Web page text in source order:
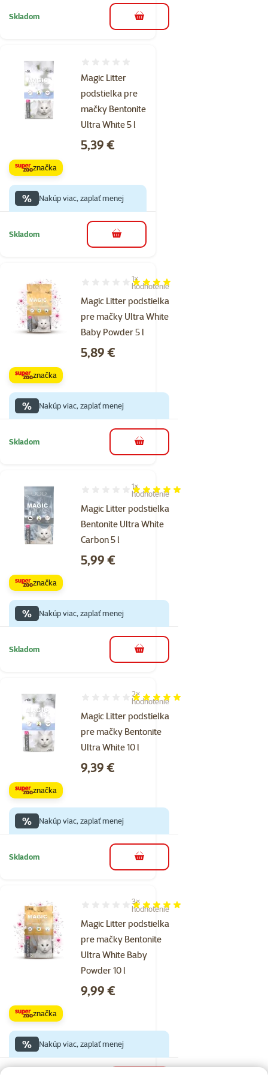
Skladom do košíka
Magic Litter
podstielka pre
mačky Bentonite
Ultra White 5 l
Cena
5,39 €
značka
% Nakúp viac, zaplať menej
Skladom do košíka
Magic Litter podstielka
pre mačky Ultra White
Baby Powder 5 l
Hodnotenie 80%, počet hodnotení: 1
1×
hodnotenie
Cena
5,89 €
značka
% Nakúp viac, zaplať menej
Skladom do košíka
Magic Litter podstielka
Bentonite Ultra White
Carbon 5 l
Hodnotenie 100%, počet hodnotení: 1
1×
hodnotenie
Cena
5,99 €
značka
% Nakúp viac, zaplať menej
Skladom do košíka
Magic Litter podstielka
pre mačky Bentonite
Ultra White 10 l
Hodnotenie 100%, počet hodnotení: 2
2×
hodnotenie
Cena
9,39 €
značka
% Nakúp viac, zaplať menej
Skladom do košíka
Magic Litter podstielka
pre mačky Bentonite
Ultra White Baby
Powder 10 l
Hodnotenie 100%, počet hodnotení: 3
3×
hodnotenie
Cena
9,99 €
značka
% Nakúp viac, zaplať menej